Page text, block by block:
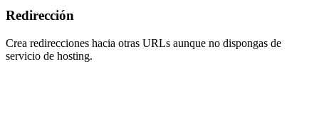
Redirección
Crea redirecciones hacia otras URLs aunque no dispongas de
servicio de hosting.